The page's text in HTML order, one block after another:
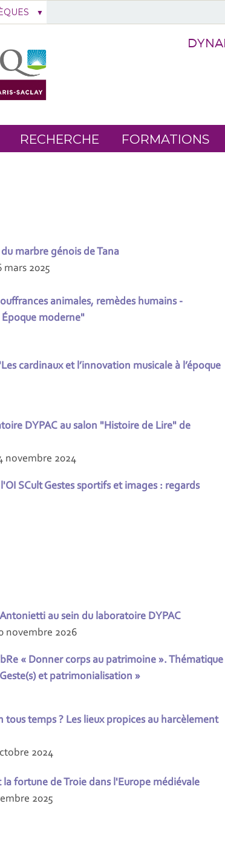
RECHERCHE FORMATIONS
marbre génois de Tana
mars 2025
animales, remèdes humains -
moderne"
cardinaux et l’innovation musicale à l’époque
DYPAC au salon "Histoire de Lire" de
novembre 2024
SCult Gestes sportifs et images : regards
au sein du laboratoire DYPAC
novembre 2026
« Donner corps au patrimoine ». Thématique
et patrimonialisation »
tous temps ? Les lieux propices au harcèlement
2024
fortune de Troie dans l'Europe médiévale
2025